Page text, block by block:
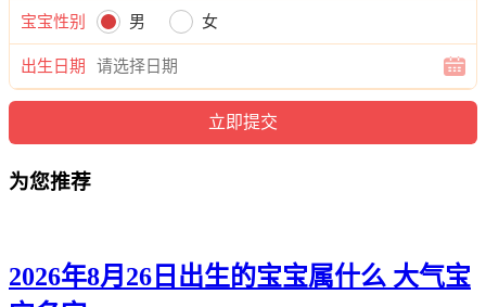
影妮、萱夜、云悦、娇梓、龄慕、欣恬、伊婉、悠蕾、璇觅、
嫣冉、晴黛、茜淼、云璇。
宝宝性别 男 女
出生日期
为您推荐
2026年8月26日出生的宝宝属什么 大气宝